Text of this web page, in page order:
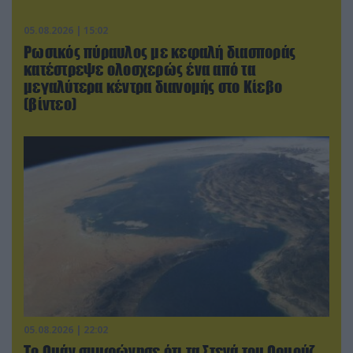
05.08.2026 | 15:02
Ρωσικός πύραυλος με κεφαλή διασποράς
κατέστρεψε ολοσχερώς ένα από τα
μεγαλύτερα κέντρα διανομής στο Κίεβο
(βίντεο)
05.08.2026 | 22:02